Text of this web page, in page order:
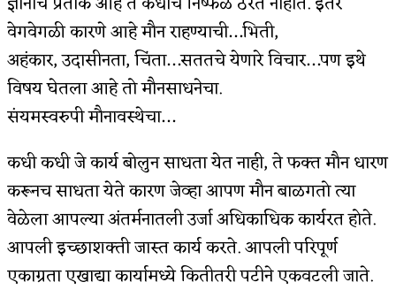
डेंग्यू: ताप उतरला म्हणजे धोका टळला असे नाही!
४ जुलै – इतिहासात घडलेल्या महत्त्वाच्या घटना
सुवर्ण – झळाळी
‘अर्थ’पूर्ण हास्य
अष्टपैलू : खंडू रांगणेकर
अपूर्ण कथा
बुडीच खटलं – संयुक्त कुटुंब का गरजेचं?
वेगवेगळी कारणे आहे मौन राहण्याची…भिती,
अहंकार, उदासीनता, चिंता…सततचे येणारे विचार…पण इथे
विषय घेतला आहे तो मौनसाधनेचा.
संयमस्वरुपी मौनावस्थेचा…
कधी कधी जे कार्य बोलुन साधता येत नाही, ते फक्त मौन धारण
करूनच साधता येते कारण जेव्हा आपण मौन बाळगतो त्या
वेळेला आपल्या अंतर्मनातली उर्जा अधिकाधिक कार्यरत होते.
आपली इच्छाशक्ती जास्त कार्य करते. आपली परिपूर्ण
एकाग्रता एखाद्या कार्यामध्ये कितीतरी पटीने एकवटली जाते.